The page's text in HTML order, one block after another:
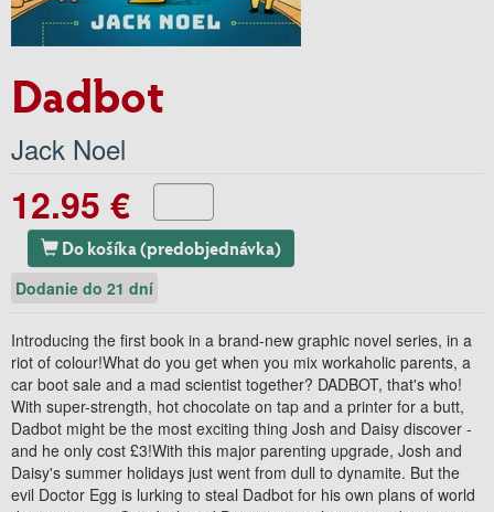
Dadbot
Jack Noel
12.95 €
Do košíka (predobjednávka)
Dodanie do 21 dní
Introducing the first book in a brand-new graphic novel series, in a
riot of colour!What do you get when you mix workaholic parents, a
car boot sale and a mad scientist together? DADBOT, that's who!
With super-strength, hot chocolate on tap and a printer for a butt,
Dadbot might be the most exciting thing Josh and Daisy discover -
and he only cost £3!With this major parenting upgrade, Josh and
Daisy's summer holidays just went from dull to dynamite. But the
evil Doctor Egg is lurking to steal Dadbot for his own plans of world